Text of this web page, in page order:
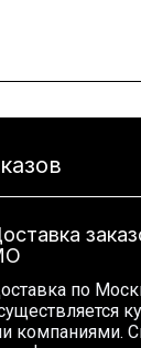
по
компаниями.